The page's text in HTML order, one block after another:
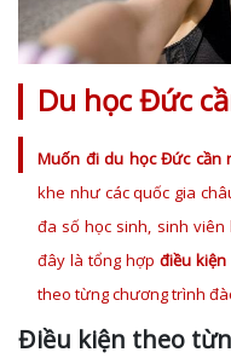
Du học Đức
Muốn đi du học Đức cần
khe như các quốc gia
đa số học sinh, sinh viên
đây là tổng hợpđiều
theo từng chương trình
Điều kiện theo